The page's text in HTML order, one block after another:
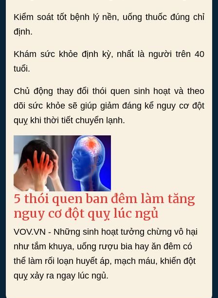
Kiểm soát tốt bệnh lý nền, uống thuốc đúng chỉ
định.
Khám sức khỏe định kỳ, nhất là người trên 40
tuổi.
Chủ động thay đổi thói quen sinh hoạt và theo
dõi sức khỏe sẽ giúp giảm đáng kể nguy cơ đột
quỵ khi thời tiết chuyển lạnh.
5 thói quen ban đêm làm tăng
nguy cơ đột quỵ lúc ngủ
VOV.VN - Những sinh hoạt tưởng chừng vô hại
như tắm khuya, uống rượu bia hay ăn đêm có
thể làm rối loạn huyết áp, mạch máu, khiến đột
quỵ xảy ra ngay lúc ngủ.